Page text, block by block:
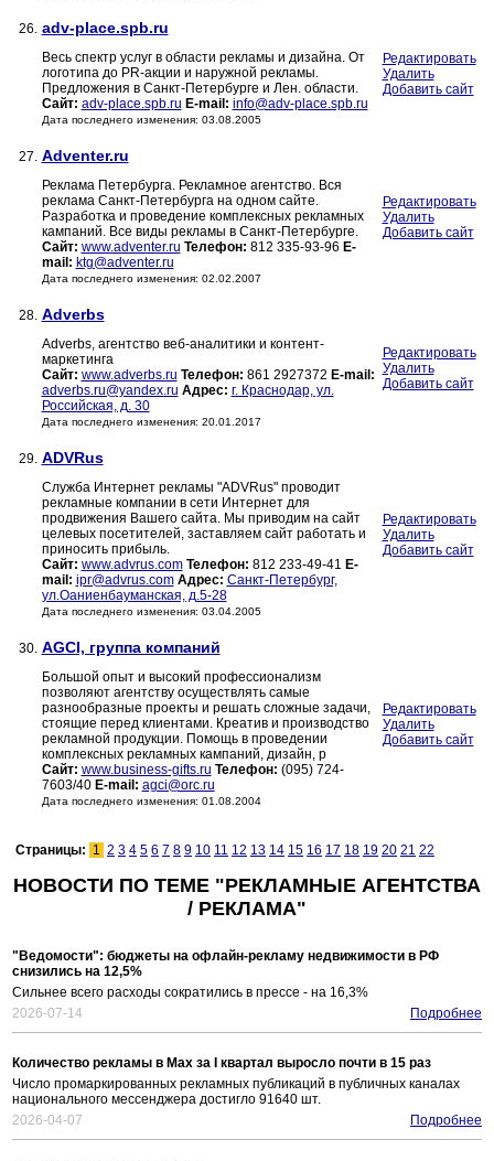
26. adv-place.spb.ru
Весь спектр услуг в области рекламы и дизайна. От
логотипа до PR-акции и наружной рекламы.
Предложения в Санкт-Петербурге и Лен. области.
Сайт: adv-place.spb.ru E-mail: info@adv-place.spb.ru
Дата последнего изменения: 03.08.2005
Редактировать
Удалить
Добавить сайт
27. Adventer.ru
Реклама Петербурга. Рекламное агентство. Вся
реклама Санкт-Петербурга на одном сайте.
Разработка и проведение комплексных рекламных
кампаний. Все виды рекламы в Санкт-Петербурге.
Сайт: www.adventer.ru Телефон: 812 335-93-96 E-
mail: ktg@adventer.ru
Дата последнего изменения: 02.02.2007
Редактировать
Удалить
Добавить сайт
28. Adverbs
Adverbs, агентство веб-аналитики и контент-
маркетинга
Сайт: www.adverbs.ru Телефон: 861 2927372 E-mail:
adverbs.ru@yandex.ru Адрес: г. Краснодар, ул.
Российская, д. 30
Дата последнего изменения: 20.01.2017
Редактировать
Удалить
Добавить сайт
29. ADVRus
Служба Интернет рекламы "ADVRus" проводит
рекламные компании в сети Интернет для
продвижения Вашего сайта. Мы приводим на сайт
целевых посетителей, заставляем сайт работать и
приносить прибыль.
Сайт: www.advrus.com Телефон: 812 233-49-41 E-
mail: ipr@advrus.com Адрес: Санкт-Петербург,
ул.Оаниенбауманская, д.5-28
Дата последнего изменения: 03.04.2005
Редактировать
Удалить
Добавить сайт
30. AGCI, группа компаний
Большой опыт и высокий профессионализм
позволяют агентству осуществлять самые
разнообразные проекты и решать сложные задачи,
стоящие перед клиентами. Креатив и производство
рекламной продукции. Помощь в проведении
комплексных рекламных кампаний, дизайн, р
Сайт: www.business-gifts.ru Телефон: (095) 724-
7603/40 E-mail: agci@orc.ru
Дата последнего изменения: 01.08.2004
Редактировать
Удалить
Добавить сайт
Страницы: 1 2 3 4 5 6 7 8 9 10 11 12 13 14 15 16 17 18 19 20 21 22
НОВОСТИ ПО ТЕМЕ "РЕКЛАМНЫЕ АГЕНТСТВА
/ РЕКЛАМА"
"Ведомости": бюджеты на офлайн-рекламу недвижимости в РФ
снизились на 12,5%
Сильнее всего расходы сократились в прессе - на 16,3%
2026-07-14
Подробнее
Количество рекламы в Max за I квартал выросло почти в 15 раз
Число промаркированных рекламных публикаций в публичных каналах
национального мессенджера достигло 91640 шт.
2026-04-07
Подробнее